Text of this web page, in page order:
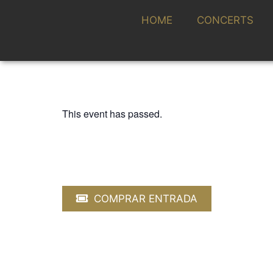
HOME CONCERTS
This event has passed.
COMPRAR ENTRADA